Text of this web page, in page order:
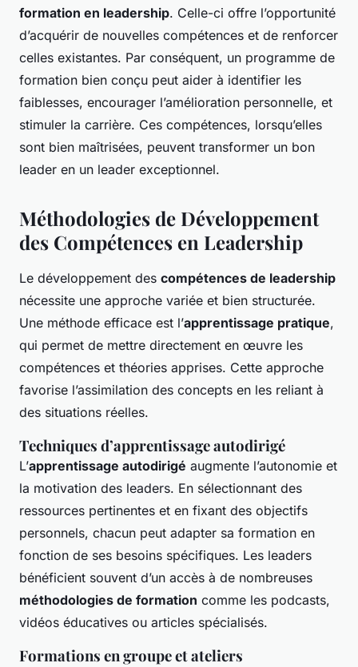
formation en leadership. Celle-ci offre l’opportunité
d’acquérir de nouvelles compétences et de renforcer
celles existantes. Par conséquent, un programme de
formation bien conçu peut aider à identifier les
faiblesses, encourager l’amélioration personnelle, et
stimuler la carrière. Ces compétences, lorsqu’elles
sont bien maîtrisées, peuvent transformer un bon
leader en un leader exceptionnel.
Méthodologies de Développement
des Compétences en Leadership
Le développement des compétences de leadership
nécessite une approche variée et bien structurée.
Une méthode efficace est l’apprentissage pratique,
qui permet de mettre directement en œuvre les
compétences et théories apprises. Cette approche
favorise l’assimilation des concepts en les reliant à
des situations réelles.
Techniques d’apprentissage autodirigé
L’apprentissage autodirigé augmente l’autonomie et
la motivation des leaders. En sélectionnant des
ressources pertinentes et en fixant des objectifs
personnels, chacun peut adapter sa formation en
fonction de ses besoins spécifiques. Les leaders
bénéficient souvent d’un accès à de nombreuses
méthodologies de formation comme les podcasts,
vidéos éducatives ou articles spécialisés.
Formations en groupe et ateliers